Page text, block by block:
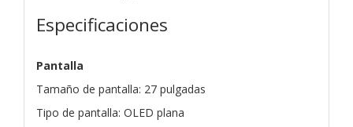
Especificaciones
Pantalla
Tamaño de pantalla: 27 pulgadas
Tipo de pantalla: OLED plana